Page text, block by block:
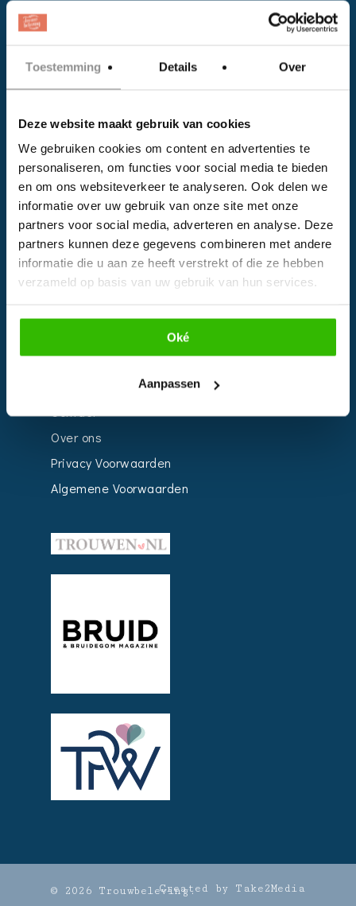
Toestemming Details Over
Deze website maakt gebruik van cookies
We gebruiken cookies om content en advertenties te
personaliseren, om functies voor social media te bieden
en om ons websiteverkeer te analyseren. Ook delen we
informatie over uw gebruik van onze site met onze
partners voor social media, adverteren en analyse. Deze
partners kunnen deze gegevens combineren met andere
informatie die u aan ze heeft verstrekt of die ze hebben
verzameld op basis van uw gebruik van hun services.
Oké
Aanpassen
Instagram
EVENTS
Kalender
Bedrijven
Impressie
Over ons
Privacy Voorwaarden
Algemene Voorwaarden
© 2026 Trouwbeleving.Created by Take2Media